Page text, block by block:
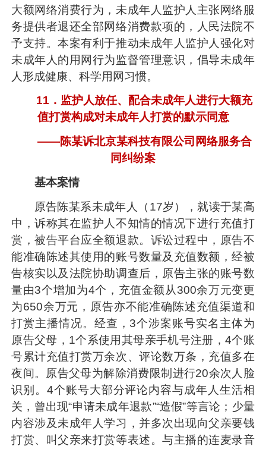
大额网络消费行为，未成年人监护人主张网络服
务提供者退还全部网络消费款项的，人民法院不
予支持。本案有利于推动未成年人监护人强化对
未成年人的用网行为监督管理意识，倡导未成年
人形成健康、科学用网习惯。
11．监护人放任、配合未成年人进行大额充
值打赏构成对未成年人打赏的默示同意
——陈某诉北京某科技有限公司网络服务合
同纠纷案
基本案情
原告陈某系未成年人（17岁），就读于某高
中，诉称其在监护人不知情的情况下进行充值打
赏，被告平台应全额退款。诉讼过程中，原告不
能准确陈述其使用的账号数量及充值数额，经被
告核实以及法院协助调查后，原告主张的账号数
量由3个增加为4个，充值金额从300余万元变更
为650余万元，原告亦不能准确陈述充值渠道和
打赏主播情况。经查，3个涉案账号实名主体为
原告父母，1个系使用其母亲手机号注册，4个账
号累计充值打赏万余次、评论数万条，充值多在
夜间。原告父母为解除消费限制进行20余次人脸
识别。4个账号大部分评论内容与成年人生活相
关，曾出现“申请未成年退款”“造假”等言论；少量
内容涉及未成年人学习，并多次出现向父亲要钱
打赏、叫父亲来打赏等表述。与主播的连麦录音